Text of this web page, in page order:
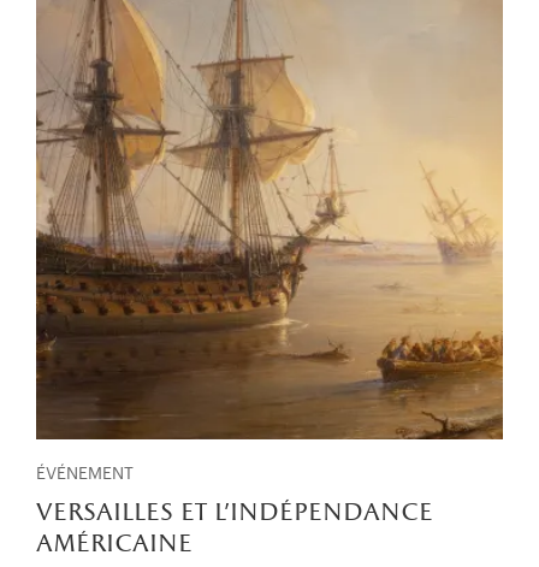
ÉVÉNEMENT
versailles et l'indépendance
américaine